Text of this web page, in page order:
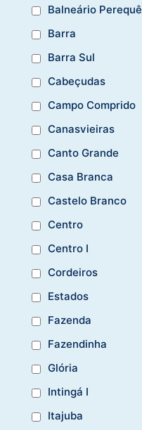
Balneário Perequê
Barra
Barra Sul
Cabeçudas
Campo Comprido
Canasvieiras
Canto Grande
Casa Branca
Castelo Branco
Centro
Centro I
Cordeiros
Estados
Fazenda
Fazendinha
Glória
Intingá I
Itajuba